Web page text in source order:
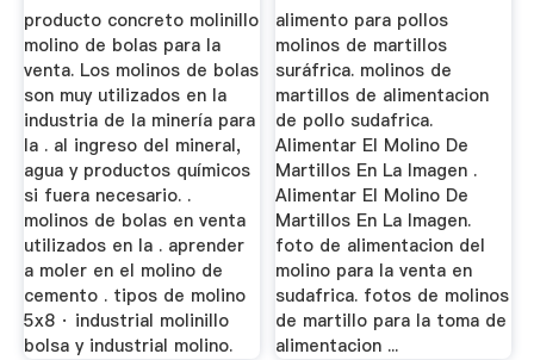
Para La ...
producto concreto molinillo
molino de bolas para la
venta. Los molinos de bolas
son muy utilizados en la
industria de la minería para
la . al ingreso del mineral,
agua y productos químicos
si fuera necesario. .
molinos de bolas en venta
utilizados en la . aprender
a moler en el molino de
cemento . tipos de molino
5x8 · industrial molinillo
bolsa y industrial molino.
alimento para pollos
molinos de martillos
suráfrica. molinos de
martillos de alimentacion
de pollo sudafrica.
Alimentar El Molino De
Martillos En La Imagen .
Alimentar El Molino De
Martillos En La Imagen.
foto de alimentacion del
molino para la venta en
sudafrica. fotos de molinos
de martillo para la toma de
alimentacion ...